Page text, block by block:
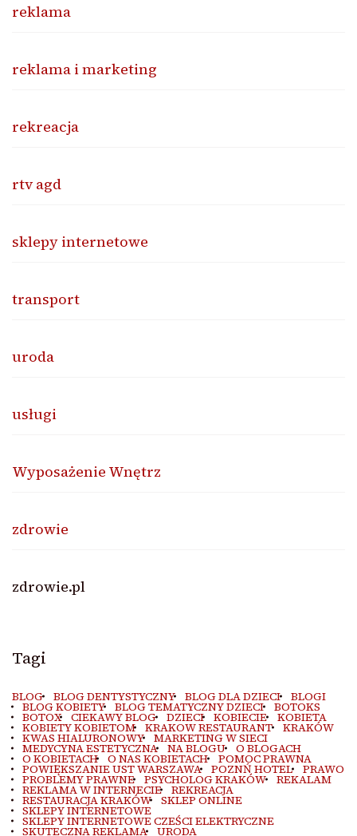
reklama
reklama i marketing
rekreacja
rtv agd
sklepy internetowe
transport
uroda
usługi
Wyposażenie Wnętrz
zdrowie
zdrowie.pl
Tagi
BLOG BLOG DENTYSTYCZNY BLOG DLA DZIECI BLOGI
BLOG KOBIETY BLOG TEMATYCZNY DZIECI BOTOKS
BOTOX CIEKAWY BLOG DZIECI KOBIECIE KOBIETA
KOBIETY KOBIETOM KRAKOW RESTAURANT KRAKÓW
KWAS HIALURONOWY MARKETING W SIECI
MEDYCYNA ESTETYCZNA NA BLOGU O BLOGACH
O KOBIETACH O NAS KOBIETACH POMOC PRAWNA
POWIĘKSZANIE UST WARSZAWA POZNŃ HOTEL PRAWO
PROBLEMY PRAWNE PSYCHOLOG KRAKÓW REKALAM
REKLAMA W INTERNECIE REKREACJA
RESTAURACJA KRAKÓW SKLEP ONLINE
SKLEPY INTERNETOWE
SKLEPY INTERNETOWE CZEŚCI ELEKTRYCZNE
SKUTECZNA REKLAMA URODA